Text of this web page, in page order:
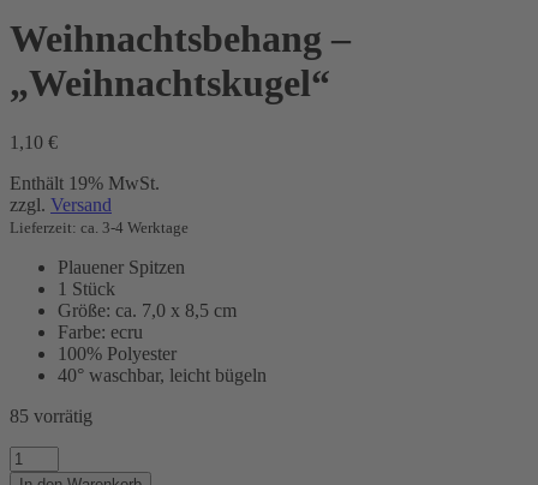
Weihnachtsbehang –
„Weihnachtskugel“
1,10 €
Enthält 19% MwSt.
zzgl. Versand
Lieferzeit: ca. 3-4 Werktage
Plauener Spitzen
1 Stück
Größe: ca. 7,0 x 8,5 cm
Farbe: ecru
100% Polyester
40° waschbar, leicht bügeln
85 vorrätig
Weihnachtsbehang
-